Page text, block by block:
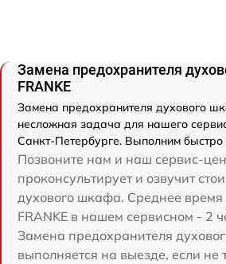
Замена предохранителя
FRANKE
Замена предохранителя духового
несложная задача для нашего
Санкт-Петербурге. Выполним быстро
Позвоните нам и наш сервис-
проконсультирует и озвучит
духового шкафа. Среднее время
FRANKE в нашем сервисном - 2
Замена предохранителя
выполняется на выезде, если не